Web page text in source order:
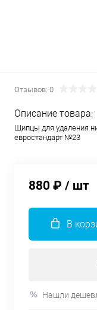
Отзывов: 0
Описание товара:
Щипцы для удаления
евростандарт №23
880 ₽ / шт
В
Нашли